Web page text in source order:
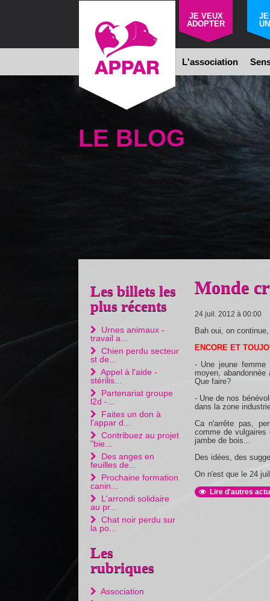
JE VEUX
ADOPTER
JE
L'association
LE BLOG
Les billets les
plus récents
Urnes animaux -
travail a...
Chien perdu secteur
st de...
Appel à l'aide -
stérilis...
Partenariat groupe
l2d -...
Faites un don à
l'appar d...
Contribuez au projet
"bie...
Des anges en
feuilles de...
Prochaine formation
canin...
L'arrondi solidaire
au pr...
Chat noir perdu sur
la po...
Les
rubriques
Association
Monde
24 juil. 2012 à 00:00
Bah oui, on
ENCORE ET
- Une jeune femme
moyen,
Que faire?
- Une de nos
dans la zone
Ca n'arrête pas,
comme de
jambe de bois...
Des idées, des
On n'est que le 24
Lire d'autres